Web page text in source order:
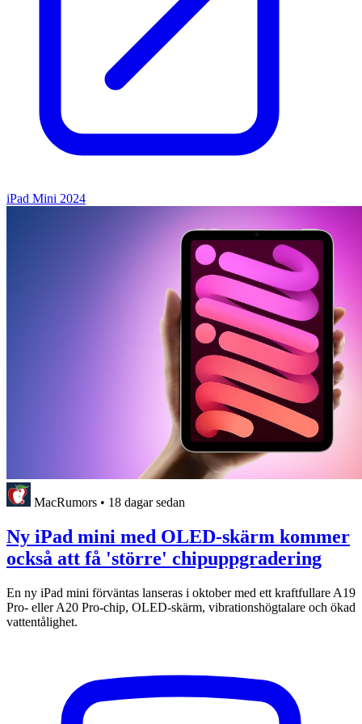
iPad Mini 2024
MacRumors • 18 dagar sedan
Ny iPad mini med OLED-skärm kommer
också att få 'större' chipuppgradering
En ny iPad mini förväntas lanseras i oktober med ett kraftfullare A19
Pro- eller A20 Pro-chip, OLED-skärm, vibrationshögtalare och ökad
vattentålighet.